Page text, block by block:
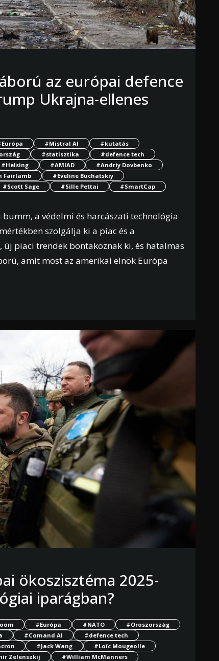
az európai defence
Ukrajna-ellenes
#Mistral AI
#kutatás
#statisztika
#defence tech
#Helsing #AMIAD
#Andriy Dovbenko
Fairlamb
#Eveline Buchatskiy
#Scott Sage #Sille Pettai
#SmartCap
a védelmi és harcászati technológia
szolgálja ki a piac és a
piaci trendek bontakoznak ki, és hatalmas
amit most az amerikai elnök Európa
ökoszisztéma 2025-
iparágban?
#Európa #NATO
#Oroszország
#Comand AI
#defence tech
#Jack Wang
#Loïc Mougeolle
Zelenszkij #William McManners